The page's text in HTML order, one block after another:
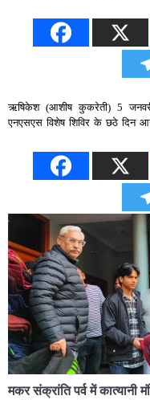
ऋषिकेश (आशीष कुकरेती) 5
एनएसएस विशेष शिविर के छठे दिन
मकर संक्रांति पर्व में कात्यानी